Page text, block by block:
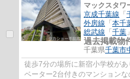
マックスタワ
京成千葉線 「
外房線 「 本千
総武線 「 千葉
過去掲載物
千葉県千葉市
徒歩7分の場所に新宿小学校が
ベーター2台付きのマンション